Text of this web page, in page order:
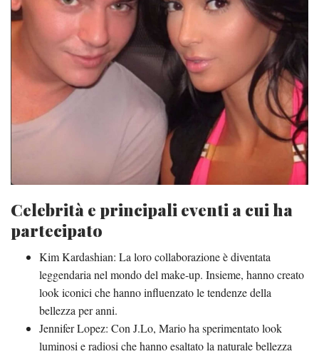
Celebrità e principali eventi a cui ha
partecipato
Kim Kardashian: La loro collaborazione è diventata
leggendaria nel mondo del make-up. Insieme, hanno creato
look iconici che hanno influenzato le tendenze della
bellezza per anni.
Jennifer Lopez: Con J.Lo, Mario ha sperimentato look
luminosi e radiosi che hanno esaltato la naturale bellezza